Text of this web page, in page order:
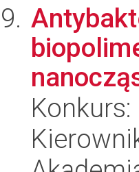
Konkurs: